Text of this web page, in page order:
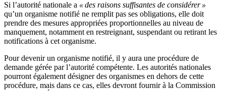
Si l’autorité nationale a « des raisons suffisantes de considérer »
qu’un organisme notifié ne remplit pas ses obligations, elle doit
prendre des mesures appropriées proportionnelles au niveau de
manquement, notamment en restreignant, suspendant ou retirant les
notifications à cet organisme.
Pour devenir un organisme notifié, il y aura une procédure de
demande gérée par l’autorité compétente. Les autorités nationales
pourront également désigner des organismes en dehors de cette
procédure, mais dans ce cas, elles devront fournir à la Commission